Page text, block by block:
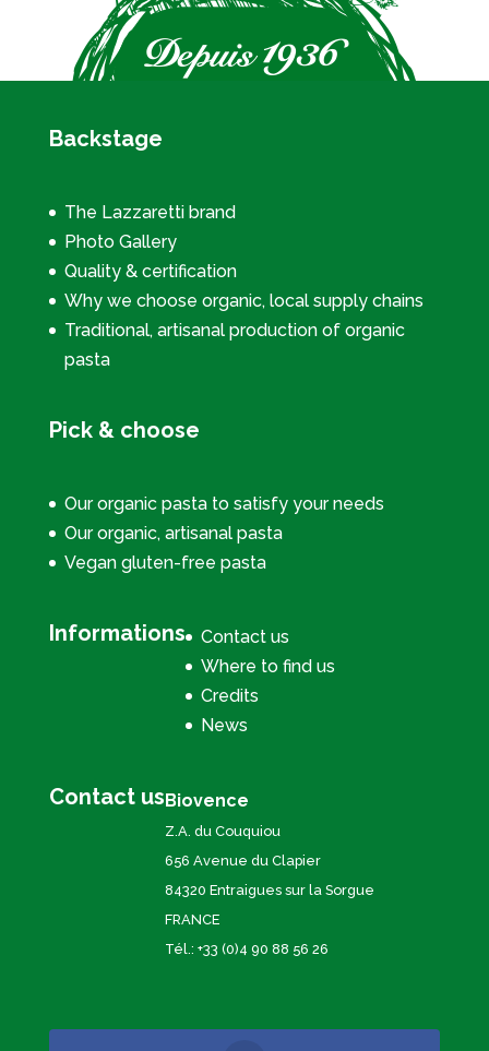
Backstage
The Lazzaretti brand
Photo Gallery
Quality & certification
Why we choose organic, local supply chains
Traditional, artisanal production of organic
pasta
Pick & choose
Our organic pasta to satisfy your needs
Our organic, artisanal pasta
Vegan gluten-free pasta
Informations
Contact us
Where to find us
Credits
News
Contact usBiovence
Z.A. du Couquiou
656 Avenue du Clapier
84320 Entraigues sur la Sorgue
FRANCE
Tél.: +33 (0)4 90 88 56 26